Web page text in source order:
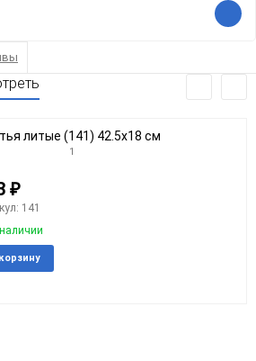
литые (141) 42.5х18 см
1
₽
141